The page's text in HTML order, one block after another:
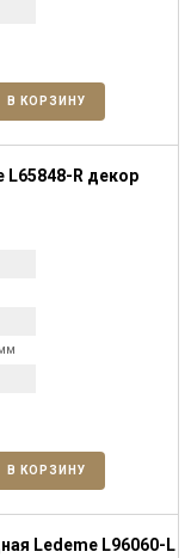
В КОРЗИНУ
L65848-R декор
В КОРЗИНУ
Ledeme L96060-L